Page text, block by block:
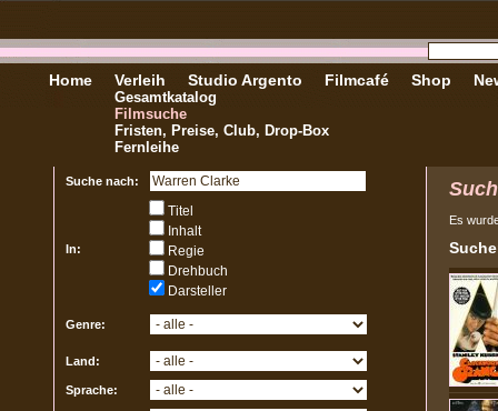
Home Verleih
Gesamtkatalog
Filmsuche
Fristen, Preise, Club, Drop-Box
Fernleihe
Studio Argento Filmcafé Shop
Suche nach:
In:
Titel
Inhalt
Regie
Drehbuch
Darsteller
Genre:
Land:
Sprache:
Es